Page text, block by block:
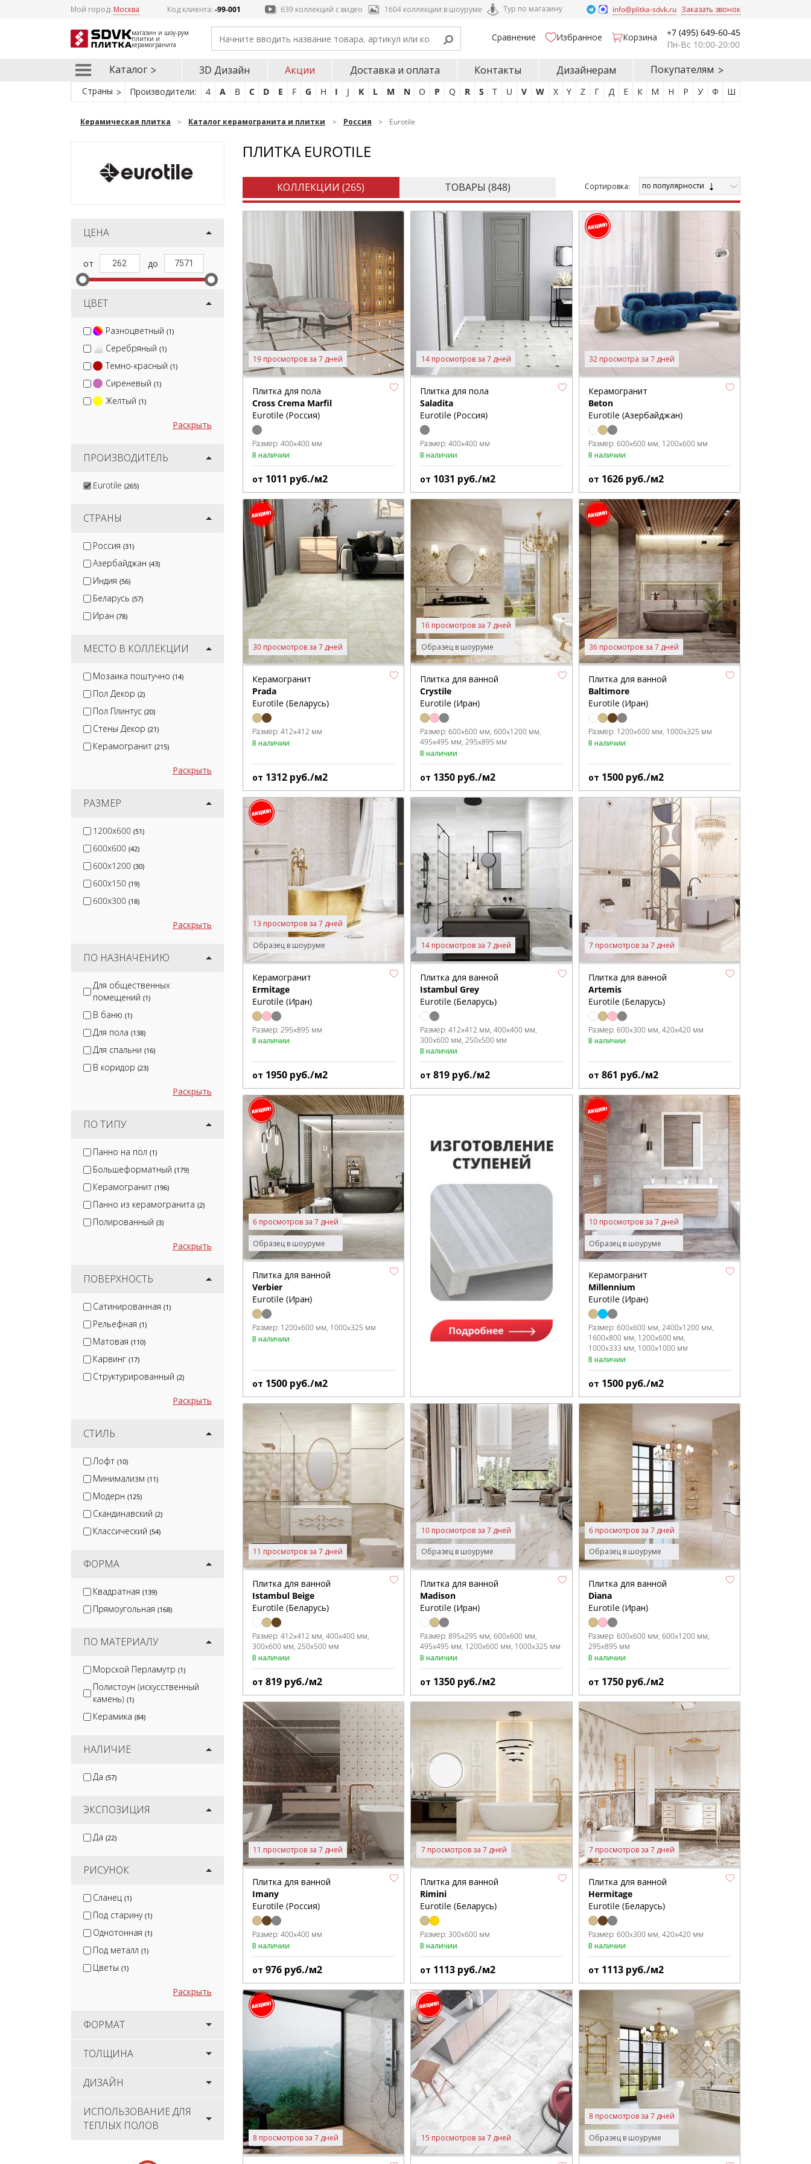
Мой город: Москва Код клиента:-99-001 639 коллекций с видео 1604 коллекции в шоуруме Тур по магазину info@plitka-sdvk.ru Заказать звонок
магазин и шоу-рум
плитки и
керамогранита
Сравнение Избранное Корзина
+7 (495) 649-60-45
Пн-Вс 10:00-20:00
Каталог 3D Дизайн Акции Доставка и оплата Контакты Дизайнерам Покупателям
Страны Производители: 4 A B C D E F G H I J K L M N O P Q R S T U V W X Y Z Г Д Е К М Н Р У Ф Ш
Керамическая плитка Каталог керамогранита и плитки Россия Eurotile
ЦЕНА
ЦВЕТ
Разноцветный (1)
Серебряный (1)
Темно-красный (1)
Сиреневый (1)
Желтый (1)
Раскрыть
ПРОИЗВОДИТЕЛЬ
Eurotile (265)
СТРАНЫ
Россия (31)
Азербайджан (43)
Индия (56)
Беларусь (57)
Иран (78)
МЕСТО В КОЛЛЕКЦИИ
Мозаика поштучно (14)
Пол Декор (2)
Пол Плинтус (20)
Стены Декор (21)
Керамогранит (215)
Раскрыть
РАЗМЕР
1200x600 (51)
600x600 (42)
600x1200 (30)
600x150 (19)
600x300 (18)
Раскрыть
ПО НАЗНАЧЕНИЮ
Для общественных
помещений (1)
В баню (1)
Для пола (138)
Для спальни (16)
В коридор (23)
Раскрыть
ПО ТИПУ
Панно на пол (1)
Большеформатный (179)
Керамогранит (196)
Панно из керамогранита (2)
Полированный (3)
Раскрыть
ПОВЕРХНОСТЬ
Сатинированная (1)
Рельефная (1)
Матовая (110)
Карвинг (17)
Структурированный (2)
Раскрыть
СТИЛЬ
Лофт (10)
Минимализм (11)
Модерн (125)
Скандинавский (2)
Классический (54)
ФОРМА
Квадратная (139)
Прямоугольная (168)
ПО МАТЕРИАЛУ
Морской Перламутр (1)
Полистоун (искусственный
камень) (1)
Керамика (84)
НАЛИЧИЕ
Да (57)
ЭКСПОЗИЦИЯ
Да (22)
РИСУНОК
Сланец (1)
Под старину (1)
Однотонная (1)
Под металл (1)
Цветы (1)
Раскрыть
ФОРМАТ
ТОЛЩИНА
ДИЗАЙН
ИСПОЛЬЗОВАНИЕ ДЛЯ
ТЕПЛЫХ ПОЛОВ
ПЛИТКА EUROTILE
КОЛЛЕКЦИИ (265) ТОВАРЫ (848) Cортировка: по популярности
19 просмотров за 7 дней
Плитка для пола
Cross Crema Marfil
Eurotile (Россия)
Размер: 400x400 мм
В наличии
от 1011 руб./м2
14 просмотров за 7 дней
Плитка для пола
Saladita
Eurotile (Россия)
Размер:400x400 мм
В наличии
от 1031 руб./м2
32 просмотра за 7 дней
Керамогранит
Beton
Eurotile (Азербайджан)
Размер: 600x600 мм 1200x600 мм
В наличии
от 1626 руб./м2
30 просмотров за 7 дней
Керамогранит
Prada
Eurotile (Беларусь)
Размер: 412x412 мм
В наличии
от 1312 руб./м2
Образец в шоуруме
16 просмотров за 7 дней
Плитка для ванной
Crystile
Eurotile (Иран)
Размер:600x600 мм 600x1200 мм
495x495 мм 295x895 мм
В наличии
от 1350 руб./м2
36 просмотров за 7 дней
Плитка для ванной
Baltimore
Eurotile (Иран)
Размер: 1200x600 мм 1000x325 мм
В наличии
от 1500 руб./м2
Образец в шоуруме
13 просмотров за 7 дней
Керамогранит
Ermitage
Eurotile (Иран)
Размер: 295x895 мм
В наличии
от 1950 руб./м2
14 просмотров за 7 дней
Плитка для ванной
Istambul Grey
Eurotile (Беларусь)
Размер:412x412 мм 400x400 мм
300x600 мм 250x500 мм
В наличии
от819 руб./м2
7 просмотров за 7 дней
Плитка для ванной
Artemis
Eurotile (Беларусь)
Размер: 600x300 мм 420x420 мм
В наличии
от 861 руб./м2
Образец в шоуруме
6 просмотров за 7 дней
Плитка для ванной
Verbier
Eurotile (Иран)
Размер: 1200x600 мм 1000x325 мм
В наличии
от 1500 руб./м2
Образец в шоуруме
10 просмотров за 7 дней
Керамогранит
Millennium
Eurotile (Иран)
Размер: 600x600 мм 2400x1200 мм
1600x800 мм 1200x600 мм
1000x333 мм 1000x1000 мм
В наличии
от 1500 руб./м2
11 просмотров за 7 дней
Плитка для ванной
Istambul Beige
Eurotile (Беларусь)
Размер: 412x412 мм 400x400 мм
300x600 мм 250x500 мм
В наличии
от 819 руб./м2
Образец в шоуруме
10 просмотров за 7 дней
Плитка для ванной
Madison
Eurotile (Иран)
Размер:895x295 мм 600x600 мм
495x495 мм 1200x600 мм 1000x325 мм
В наличии
от 1350 руб./м2
Образец в шоуруме
6 просмотров за 7 дней
Плитка для ванной
Diana
Eurotile (Иран)
Размер: 600x600 мм 600x1200 мм
295x895 мм
В наличии
от 1750 руб./м2
11 просмотров за 7 дней
Плитка для ванной
Imany
Eurotile (Россия)
Размер: 400x400 мм
В наличии
от 976 руб./м2
7 просмотров за 7 дней
Плитка для ванной
Rimini
Eurotile (Беларусь)
Размер:300x600 мм
В наличии
от 1113 руб./м2
7 просмотров за 7 дней
Плитка для ванной
Hermitage
Eurotile (Беларусь)
Размер: 600x300 мм 420x420 мм
В наличии
от 1113 руб./м2
8 просмотров за 7 дней 15 просмотров за 7 дней Образец в шоуруме
8 просмотров за 7 дней